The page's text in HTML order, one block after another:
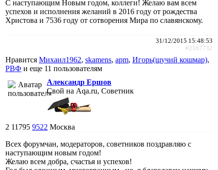
С наступающим Новым годом, коллеги! Желаю вам всем
успехов и исполнения желаний в 2016 году от рождества
Христова и 7536 году от сотворения Мира по славянскому.
31/12/2015 15:48:53
#2167732
Нравится Михаил1962, skamens, apm, Игорь(щучий кошмар),
РВФ и еще 11 пользователям
Александр Ершов
Свой на Aqa.ru, Советник
2 11795 9522 Москва
Всех форумчан, модераторов, советников поздравляю с
наступающим новым годом!
Желаю всем добра, счастья и успехов!